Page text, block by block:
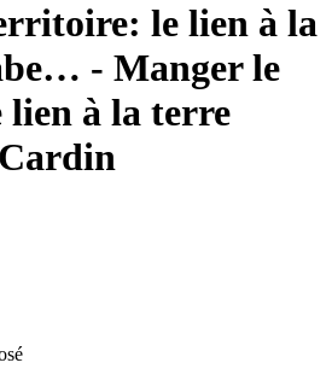
le lien à la
- Manger le
à la terre